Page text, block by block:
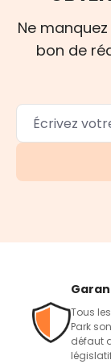
Ne
bon de
Tous
Park
défaut